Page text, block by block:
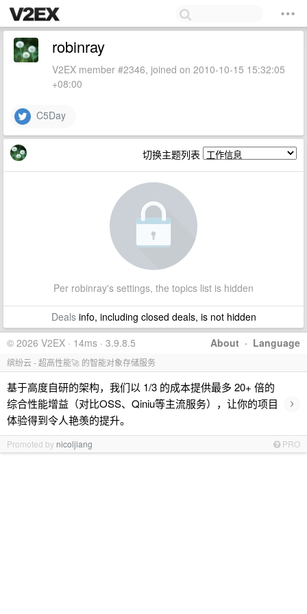
robinray
V2EX member #2346, joined on 2010-10-15 15:32:05
+08:00
C5Day
切换主题列表
Per robinray's settings, the topics list is hidden
Dealsinfo, including closed deals, is not hidden
About · Language
© 2026 V2EX · 14ms · 3.9.8.5
缤纷云 - 超高性能🚀 的智能对象存储服务
基于高度自研的架构，我们以 1/3 的成本提供最多 20+ 倍的
综合性能增益（对比OSS、Qiniu等主流服务），让你的项目
体验得到令人艳羡的提升。
›
Promoted by nicoljiang PRO